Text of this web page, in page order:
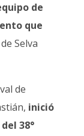
de
que
Selva
de
inició
38°